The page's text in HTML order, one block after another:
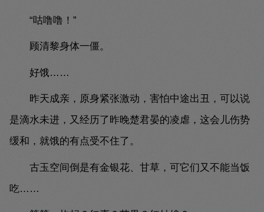
“咕噜噜！”
顾清黎身体一僵。
好饿……
昨天成亲，原身紧张激动，害怕中途出丑，可以说
是滴水未进，又经历了昨晚楚君晏的凌虐，这会儿伤势
缓和，就饿的有点受不住了。
古玉空间倒是有金银花、甘草，可它们又不能当饭
吃……